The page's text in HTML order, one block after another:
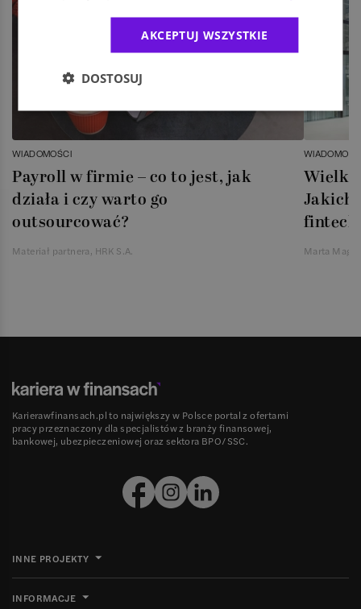
WIADOMOŚCI
Payroll w firmie – co to jest, jak
działa i czy warto go
outsourcować?
Materiał partnera, HRK S.A.
Jakich
Marta
Karierawfinansach.pl to największy w Polsce portal z ofertami
pracy przeznaczony dla specjalistów z branży finansowej,
bankowej, ubezpieczeniowej oraz sektora BPO/SSC.
INNE PROJEKTY
INFORMACJE
AKCEPTUJ WSZYSTKIE
DOSTOSUJ